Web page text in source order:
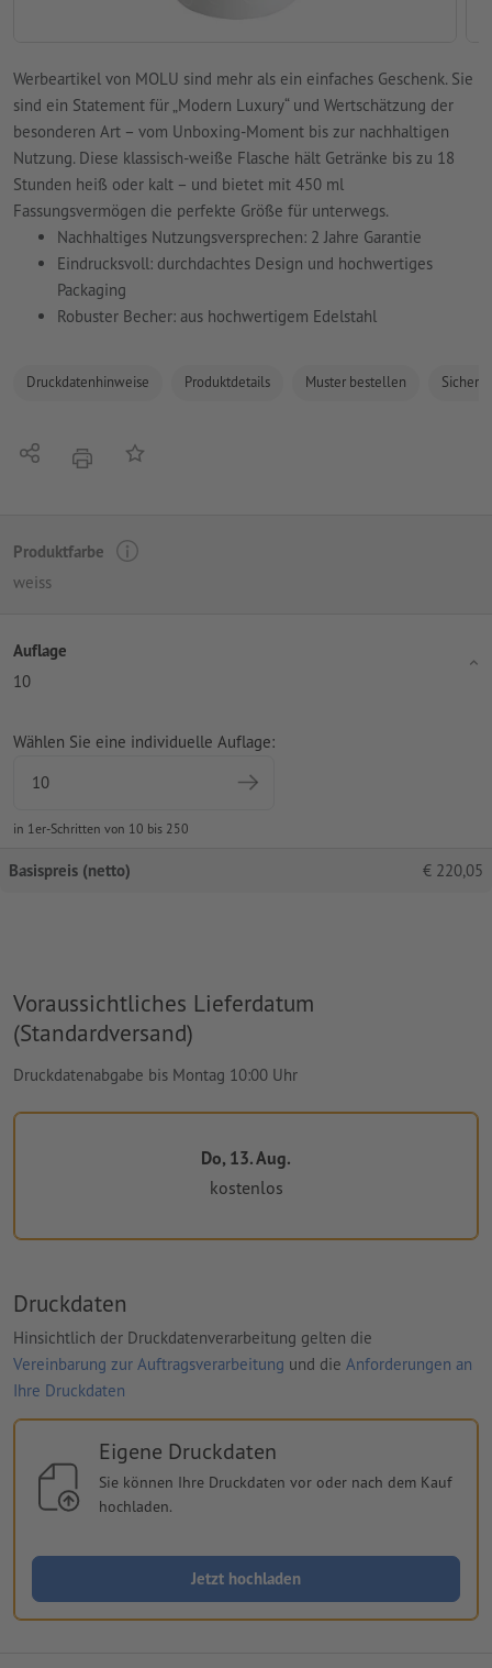
Werbeartikel von MOLU sind mehr als ein einfaches Geschenk. Sie
sind ein Statement für „Modern Luxury“ und Wertschätzung der
besonderen Art – vom Unboxing-Moment bis zur nachhaltigen
Nutzung. Diese klassisch-weiße Flasche hält Getränke bis zu 18
Stunden heiß oder kalt – und bietet mit 450 ml
Fassungsvermögen die perfekte Größe für unterwegs.
Nachhaltiges Nutzungsversprechen: 2 Jahre Garantie
Eindrucksvoll: durchdachtes Design und hochwertiges
Packaging
Robuster Becher: aus hochwertigem Edelstahl
Druckdatenhinweise Produktdetails Muster bestellen
Teilen DruckenAuf die Merkliste
Produktfarbe
weiss
Auflage
10
Wählen Sie eine individuelle Auflage:
in 1er-Schritten von 10 bis 250
Basispreis (netto) € 220,05
Voraussichtliches Lieferdatum
(Standardversand)
Druckdatenabgabe bis Montag 10:00 Uhr
Do, 13. Aug.
kostenlos
Druckdaten
Hinsichtlich der Druckdatenverarbeitung gelten die
Vereinbarung zur Auftragsverarbeitung und die Anforderungen an
Ihre Druckdaten
Eigene Druckdaten
Sie können Ihre Druckdaten vor oder nach dem Kauf
hochladen.
Jetzt hochladen